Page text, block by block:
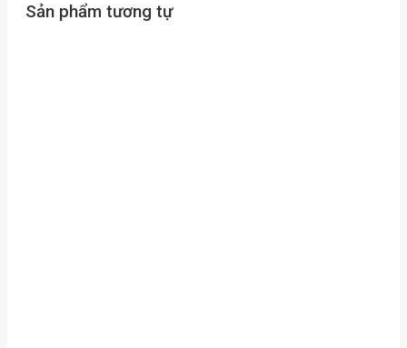
Sản phẩm tương tự